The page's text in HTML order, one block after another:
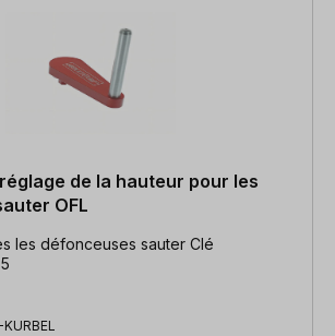
de la hauteur pour les
OFL
défonceuses sauter Clé